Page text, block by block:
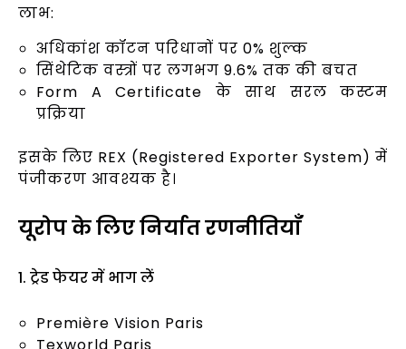
लाभ:
अधिकांश कॉटन परिधानों पर 0% शुल्क
सिंथेटिक वस्त्रों पर लगभग 9.6% तक की बचत
Form A Certificate के साथ सरल कस्टम
प्रक्रिया
इसके लिए REX (Registered Exporter System) में
पंजीकरण आवश्यक है।
यूरोप के लिए निर्यात रणनीतियाँ
1. ट्रेड फेयर में भाग लें
Première Vision Paris